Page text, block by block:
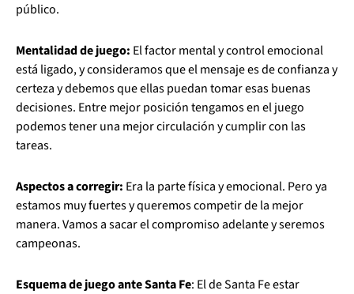
público.
Mentalidad de juego: El factor mental y control emocional
está ligado, y consideramos que el mensaje es de confianza y
certeza y debemos que ellas puedan tomar esas buenas
decisiones. Entre mejor posición tengamos en el juego
podemos tener una mejor circulación y cumplir con las
tareas.
Aspectos a corregir: Era la parte física y emocional. Pero ya
estamos muy fuertes y queremos competir de la mejor
manera. Vamos a sacar el compromiso adelante y seremos
campeonas.
Esquema de juego ante Santa Fe: El de Santa Fe estar